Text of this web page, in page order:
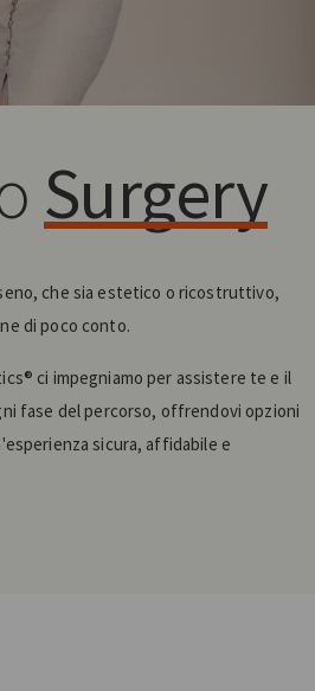
Surgery
che sia estetico o ricostruttivo,
di poco conto.
ci impegniamo per assistere te e il
fase del percorso, offrendovi opzioni
sicura, affidabile e